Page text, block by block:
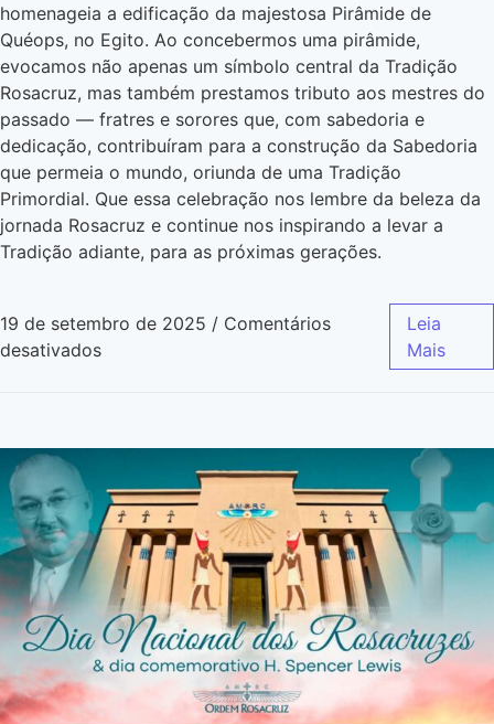
homenageia a edificação da majestosa Pirâmide de
Quéops, no Egito. Ao concebermos uma pirâmide,
evocamos não apenas um símbolo central da Tradição
Rosacruz, mas também prestamos tributo aos mestres do
passado — fratres e sorores que, com sabedoria e
dedicação, contribuíram para a construção da Sabedoria
que permeia o mundo, oriunda de uma Tradição
Primordial. Que essa celebração nos lembre da beleza da
jornada Rosacruz e continue nos inspirando a levar a
Tradição adiante, para as próximas gerações.
19 de setembro de 2025 / Comentários
desativados
Leia
Mais